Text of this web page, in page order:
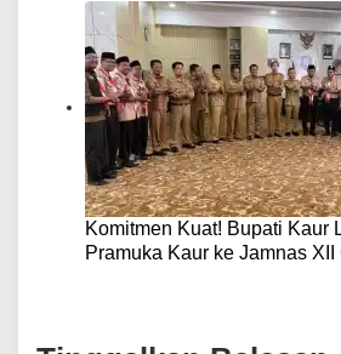
Komitmen Kuat! Bupati Kaur
Pramuka Kaur ke Jamnas